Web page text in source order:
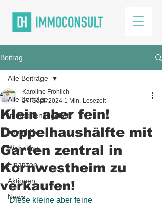
Beitrag
Alle Beiträge
Immobilienangebote
Immobilien
Wohnbau
Finanzen
Aktionen
News
Alle Beiträge
Klein aber fein!
Doppelhaushälfte mit
Garten zentral in
Kornwestheim zu
verkaufen!
Karoline Fröhlich
27. Sept. 2024 1 Min. Lesezeit
Diese kleine aber feine